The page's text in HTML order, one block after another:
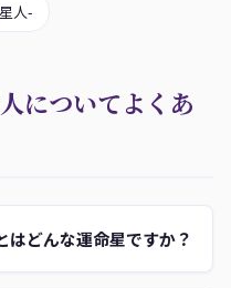
人-
についてよくあ
はどんな運命星ですか？